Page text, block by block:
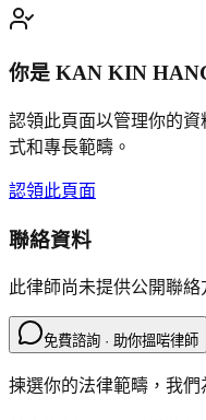
你是 KAN KIN
認領此頁面以管理你的
式和專長範疇。
認領此頁面
聯絡資料
此律師尚未提供公開聯絡
免費諮詢 · 助你搵啱律師
揀選你的法律範疇，我們